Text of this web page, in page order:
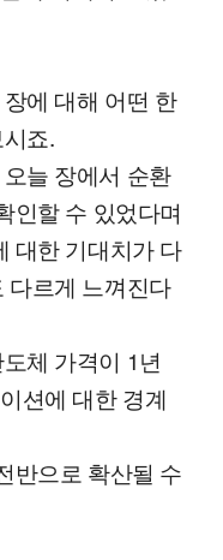
에 대해 어떤 한
죠.
늘 장에서 순환
인할 수 있었다며
대한 기대치가 다
다르게 느껴진다
체 가격이 1년
션에 대한 경계
반으로 확산될 수